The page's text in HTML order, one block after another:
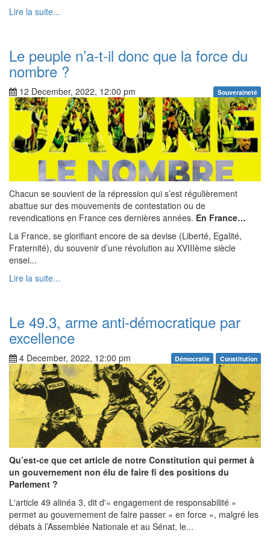
Lire la suite...
Le peuple n’a-t-il donc que la force du
nombre ?
12 December, 2022, 12:00 pm Souveraineté
Chacun se souvient de la répression qui s’est régulièrement
abattue sur des mouvements de contestation ou de
revendications en France ces dernières années. En France…
La France, se glorifiant encore de sa devise (Liberté, Egalité,
Fraternité), du souvenir d’une révolution au XVIIIème siècle
ensei...
Lire la suite...
Le 49.3, arme anti-démocratique par
excellence
4 December, 2022, 12:00 pm Démocratie Constitution
Qu’est-ce que cet article de notre Constitution qui permet à
un gouvernement non élu de faire fi des positions du
Parlement ?
L'article 49 alinéa 3, dit d'« engagement de responsabilité »
permet au gouvernement de faire passer « en force », malgré les
débats à l’Assemblée Nationale et au Sénat, le...